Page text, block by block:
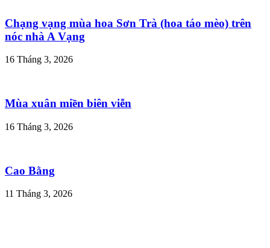
Chạng vạng mùa hoa Sơn Trà (hoa táo mèo) trên
nóc nhà A Vạng
16 Tháng 3, 2026
Mùa xuân miền biên viễn
16 Tháng 3, 2026
Cao Bằng
11 Tháng 3, 2026